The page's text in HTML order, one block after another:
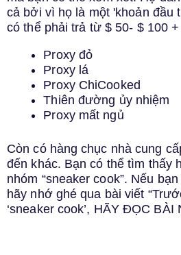
cả bởi vì họ là một 'khoản đầu
có thể phải trả từ $ 50- $ 100
Proxy đỏ
Proxy lá
Proxy ChiCooked
Thiên đường ủy nhiệm
Proxy mất ngủ
Còn có hàng chục nhà cung
đến khác. Bạn có thể tìm thấy
nhóm “sneaker cook”. Nếu
hãy nhớ ghé qua bài viết
‘sneaker cook’, HÃY ĐỌC BÀI